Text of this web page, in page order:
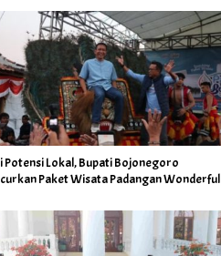
Potensi Lokal, Bupati Bojonegoro
Paket Wisata Padangan Wonderful